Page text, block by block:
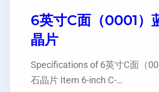
6英寸C面（0001）
晶片
Specifications of 6英寸C面（
石晶片 Item 6-inch C-…